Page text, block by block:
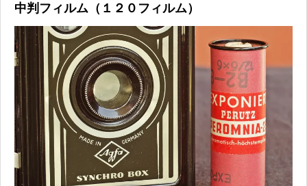
中判フィルム（１２０フィルム）